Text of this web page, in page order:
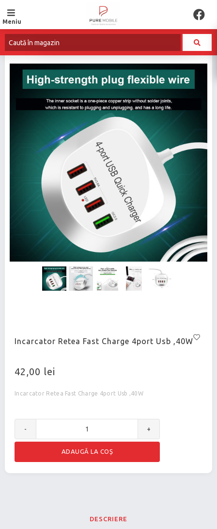
Meniu
Incarcator Retea Fast Charge 4port Usb ,40W
42,00 lei
Incarcator Retea Fast Charge 4port Usb ,40W
- +
DESCRIERE